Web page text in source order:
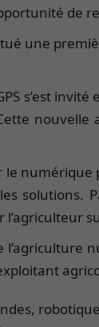
de
une
s’est
nouvelle
numérique
solutions.